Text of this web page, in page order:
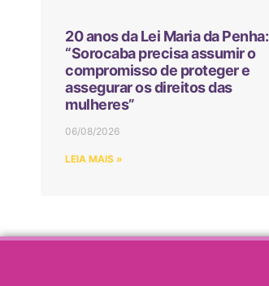
20 anos da Lei Maria da Penha:
“Sorocaba precisa assumir o
compromisso de proteger e
assegurar os direitos das
mulheres”
06/08/2026
LEIA MAIS »